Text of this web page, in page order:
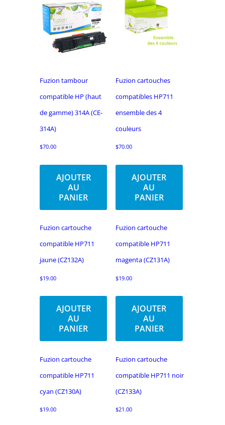
Fuzion tambour
compatible HP (haut
de gamme) 314A (CE-
314A)
$70.00
AJOUTER
AU
PANIER
Fuzion cartouches
compatibles HP711
ensemble des 4
couleurs
$70.00
AJOUTER
AU
PANIER
Fuzion cartouche
compatible HP711
jaune (CZ132A)
$19.00
AJOUTER
AU
PANIER
Fuzion cartouche
compatible HP711
magenta (CZ131A)
$19.00
AJOUTER
AU
PANIER
Fuzion cartouche
compatible HP711
cyan (CZ130A)
$19.00
Fuzion cartouche
compatible HP711 noir
(CZ133A)
$21.00